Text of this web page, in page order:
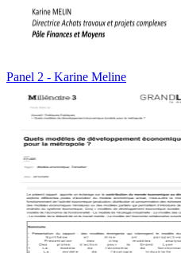
Panel 2 - Karine Meline